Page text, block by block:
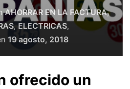
AHORRAR EN LA FACTURA,
, ELECTRICAS,
19 agosto, 2018
ofrecido un